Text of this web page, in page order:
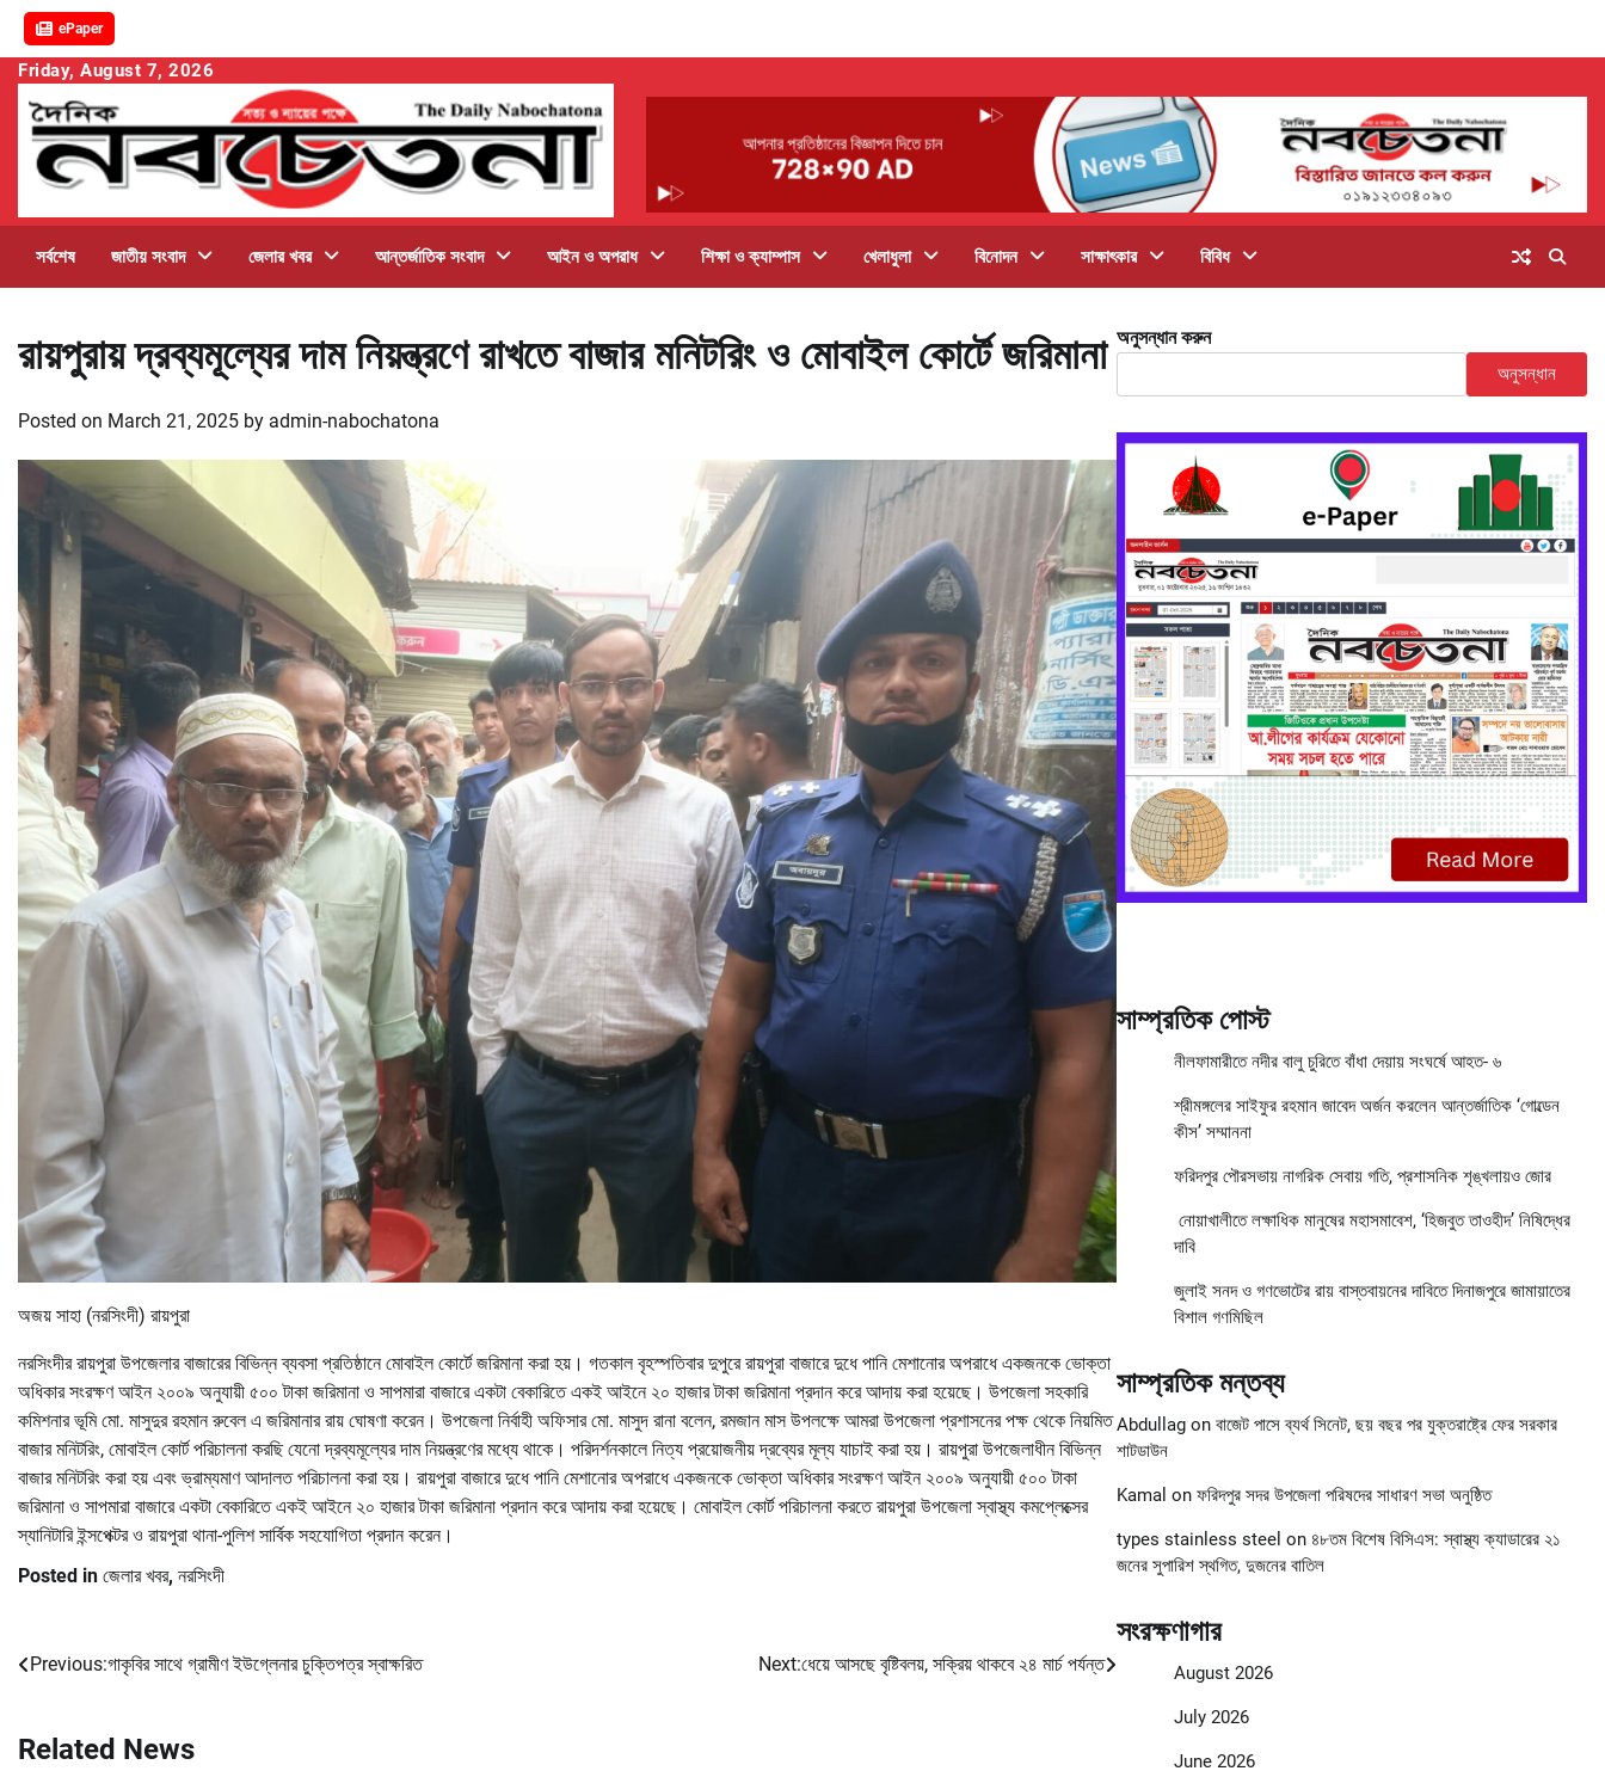
ePaper
Skip
content
Friday, August 7, 2026
সর্বশেষ জাতীয় সংবাদ জেলার খবর আন্তর্জাতিক সংবাদ আইন ও অপরাধ শিক্ষা ও ক্যাম্পাস খেলাধুলা বিনোদন সাক্ষাৎকার বিবিধ
রায়পুরায় দ্রব্যমূল্যের দাম নিয়ন্ত্রণে রাখতে বাজার মনিটরিং ও মোবাইল কোর্টে জরিমানা
Posted on March 21, 2025 by admin-nabochatona
অজয় সাহা (নরসিংদী) রায়পুরা
নরসিংদীর রায়পুরা উপজেলার বাজারের বিভিন্ন ব্যবসা প্রতিষ্ঠানে মোবাইল কোর্টে জরিমানা করা হয়। গতকাল বৃহস্পতিবার দুপুরে রায়পুরা বাজারে দুধে পানি মেশানোর অপরাধে একজনকে ভোক্তা
অধিকার সংরক্ষণ আইন ২০০৯ অনুযায়ী ৫০০ টাকা জরিমানা ও সাপমারা বাজারে একটা বেকারিতে একই আইনে ২০ হাজার টাকা জরিমানা প্রদান করে আদায় করা হয়েছে। উপজেলা সহকারি
কমিশনার ভূমি মো. মাসুদুর রহমান রুবেল এ জরিমানার রায় ঘোষণা করেন। উপজেলা নির্বাহী অফিসার মো. মাসুদ রানা বলেন, রমজান মাস উপলক্ষে আমরা উপজেলা প্রশাসনের পক্ষ থেকে নিয়মিত
বাজার মনিটরিং, মোবাইল কোর্ট পরিচালনা করছি যেনো দ্রব্যমূল্যের দাম নিয়ন্ত্রণের মধ্যে থাকে। পরিদর্শনকালে নিত্য প্রয়োজনীয় দ্রব্যের মূল্য যাচাই করা হয়। রায়পুরা উপজেলাধীন বিভিন্ন
বাজার মনিটরিং করা হয় এবং ভ্রাম্যমাণ আদালত পরিচালনা করা হয়। রায়পুরা বাজারে দুধে পানি মেশানোর অপরাধে একজনকে ভোক্তা অধিকার সংরক্ষণ আইন ২০০৯ অনুযায়ী ৫০০ টাকা
জরিমানা ও সাপমারা বাজারে একটা বেকারিতে একই আইনে ২০ হাজার টাকা জরিমানা প্রদান করে আদায় করা হয়েছে। মোবাইল কোর্ট পরিচালনা করতে রায়পুরা উপজেলা স্বাস্থ্য কমপ্লেক্সের
স্যানিটারি ইন্সপেক্টর ও রায়পুরা থানা-পুলিশ সার্বিক সহযোগিতা প্রদান করেন।
Posted in জেলার খবর, নরসিংদী
Post
Previous:গাকৃবির সাথে গ্রামীণ ইউগ্লেনার চুক্তিপত্র স্বাক্ষরিত Next:ধেয়ে আসছে বৃষ্টিবলয়, সক্রিয় থাকবে ২৪ মার্চ পর্যন্ত
Related News
অনুসন্ধান করুন
অনুসন্ধান
সাম্প্রতিক পোস্ট
নীলফামারীতে নদীর বালু চুরিতে বাঁধা দেয়ায় সংঘর্ষে আহত- ৬
শ্রীমঙ্গলের সাইফুর রহমান জাবেদ অর্জন করলেন আন্তর্জাতিক ‘গোল্ডেন
কীস’ সম্মাননা
ফরিদপুর পৌরসভায় নাগরিক সেবায় গতি, প্রশাসনিক শৃঙ্খলায়ও জোর
নোয়াখালীতে লক্ষাধিক মানুষের মহাসমাবেশ, ‘হিজবুত তাওহীদ’ নিষিদ্ধের
দাবি
জুলাই সনদ ও গণভোটের রায় বাস্তবায়নের দাবিতে দিনাজপুরে জামায়াতের
বিশাল গণমিছিল
সাম্প্রতিক মন্তব্য
Abdullagon বাজেট পাসে ব্যর্থ সিনেট, ছয় বছর পর যুক্তরাষ্ট্রে ফের সরকার
শাটডাউন
Kamal on ফরিদপুর সদর উপজেলা পরিষদের সাধারণ সভা অনুষ্ঠিত
types stainless steel on ৪৮তম বিশেষ বিসিএস: স্বাস্থ্য ক্যাডারের ২১
জনের সুপারিশ স্থগিত, দুজনের বাতিল
সংরক্ষণাগার
August 2026
July 2026
June 2026